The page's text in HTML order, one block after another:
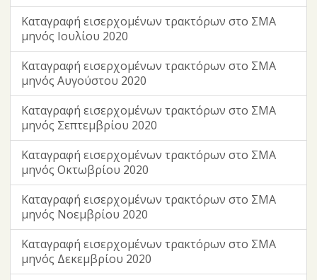
Καταγραφή εισερχομένων τρακτόρων στο ΣΜΑ
μηνός Ιουλίου 2020
Καταγραφή εισερχομένων τρακτόρων στο ΣΜΑ
μηνός Αυγούστου 2020
Καταγραφή εισερχομένων τρακτόρων στο ΣΜΑ
μηνός Σεπτεμβρίου 2020
Καταγραφή εισερχομένων τρακτόρων στο ΣΜΑ
μηνός Οκτωβρίου 2020
Καταγραφή εισερχομένων τρακτόρων στο ΣΜΑ
μηνός Νοεμβρίου 2020
Καταγραφή εισερχομένων τρακτόρων στο ΣΜΑ
μηνός Δεκεμβρίου 2020